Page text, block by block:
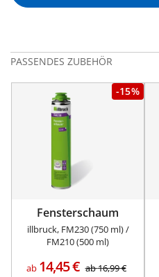
PASSENDES ZUBEHÖR
-15%
Fensterschaum
illbruck, FM230 (750 ml) /
FM210 (500 ml)
ab 14,45€ ab16,99€